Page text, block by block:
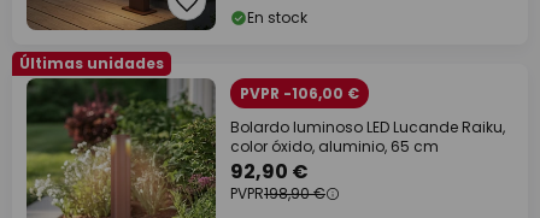
En stock
Últimas unidades
PVPR -106,00 €
Bolardo luminoso LED Lucande Raiku,
color óxido, aluminio, 65 cm
92,90 €
PVPR198,90 €